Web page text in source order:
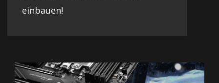
einbauen!